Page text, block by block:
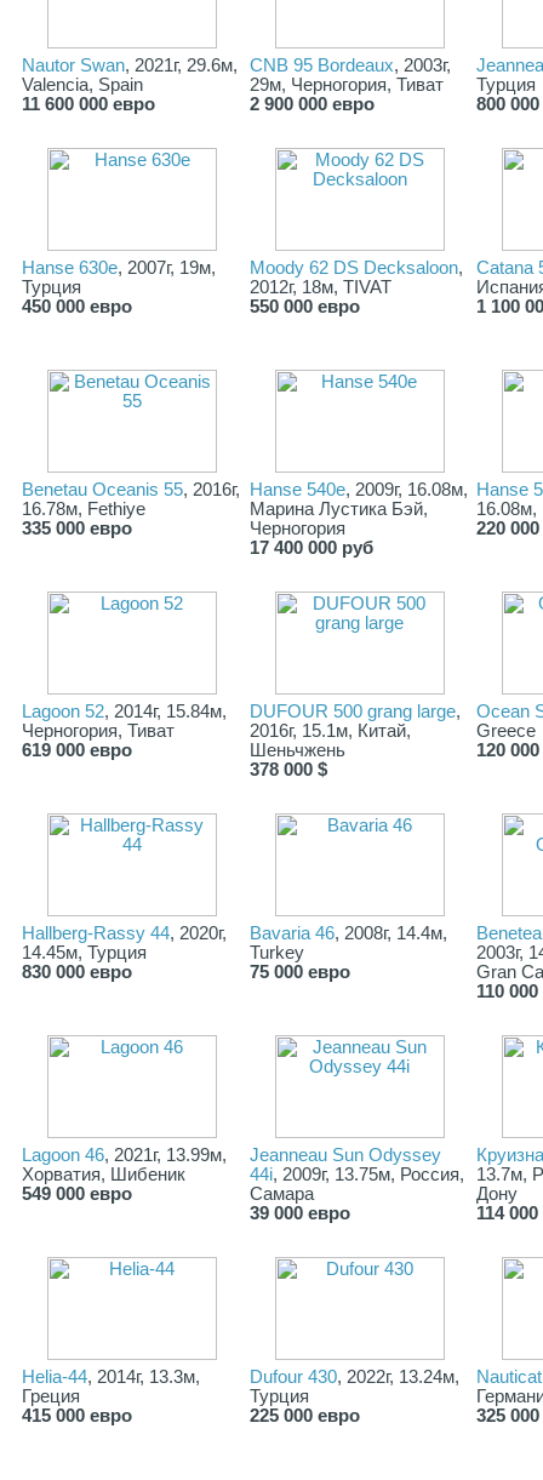
Nautor Swan, 2021г, 29.6м,
Valencia, Spain
11 600 000 евро
CNB 95 Bordeaux, 2003г,
29м, Черногория, Тиват
2 900 000 евро
Турция
800
Hanse 630e, 2007г, 19м,
Турция
450 000 евро
Moody 62 DS Decksaloon,
2012г, 18м, TIVAT
550 000 евро
Сatana
1 100
Benetau Oceanis 55, 2016г,
16.78м, Fethiye
335 000 евро
Hanse 540e, 2009г, 16.08м,
Марина Лустика Бэй,
Черногория
17 400 000 руб
Hanse
16.08м,
220
Lagoon 52, 2014г, 15.84м,
Черногория, Тиват
619 000 евро
DUFOUR 500 grang large,
2016г, 15.1м, Китай,
Шеньчжень
378 000 $
Ocean
Greece
120
Hallberg-Rassy 44, 2020г,
14.45м, Турция
830 000 евро
Bavaria 46, 2008г, 14.4м,
Turkey
75 000 евро
2003г,
Gran
110
Lagoon 46, 2021г, 13.99м,
Хорватия, Шибеник
549 000 евро
Jeanneau Sun Odyssey
44i, 2009г, 13.75м, Россия,
Самара
39 000 евро
13.7м,
Дону
114
Helia-44, 2014г, 13.3м,
Греция
415 000 евро
Dufour 430, 2022г, 13.24м,
Турция
225 000 евро
325